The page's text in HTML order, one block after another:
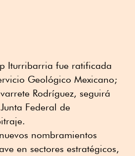
Iturribarria fue ratificada
Geológico Mexicano;
Rodríguez, seguirá
Federal de
nombramientos
en sectores estratégicos,